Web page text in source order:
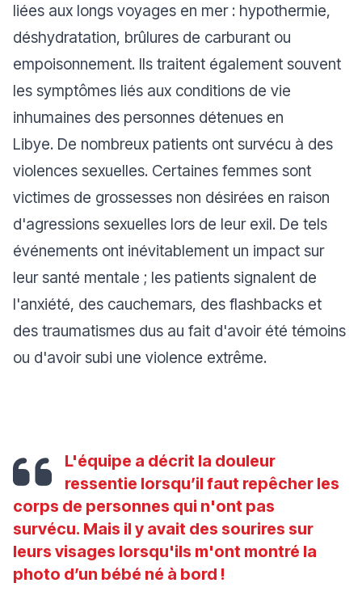
liées aux longs voyages en mer : hypothermie,
déshydratation, brûlures de carburant ou
empoisonnement. Ils traitent également souvent
les symptômes liés aux conditions de vie
inhumaines des personnes détenues en
Libye. De nombreux patients ont survécu à des
violences sexuelles. Certaines femmes sont
victimes de grossesses non désirées en raison
d'agressions sexuelles lors de leur exil. De tels
événements ont inévitablement un impact sur
leur santé mentale ; les patients signalent de
l'anxiété, des cauchemars, des flashbacks et
des traumatismes dus au fait d'avoir été témoins
ou d'avoir subi une violence extrême.
L'équipe a décrit la douleur
ressentie lorsqu’il faut repêcher les
corps de personnes qui n'ont pas
survécu. Mais il y avait des sourires sur
leurs visages lorsqu'ils m'ont montré la
photo d’un bébé né à bord !